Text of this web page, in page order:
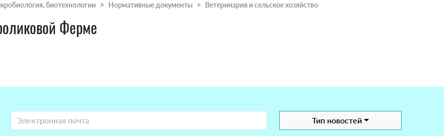
биотехнологии Нормативные документы Ветеринария и сельское хозяйство
Ферме
Тип новостей